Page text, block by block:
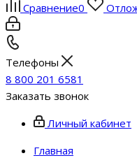
Сравнение0
Телефоны
8 800 201 6581
Заказать звонок
Личный кабинет
Главная